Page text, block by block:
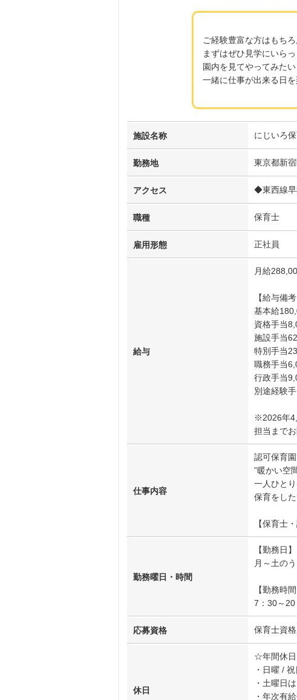
ご経験豊富な方はもち
まずはぜひ見学にいら
園内を見てやってみた
一緒に仕事が出来る日
施設名称 にじいろ
勤務地 東京都新
アクセス ◆東西線早
職種 保育士
雇用形態 正社員
給与
月給
【給与備考
基本給
資格手当
施設手当
特別手当
職務手当
行政手当
別途経験
※2026年4
担当まで
仕事内容
認可保育
”暖かい空
一人ひと
保育をし
【保育士
勤務曜日・時間
【勤務日】
月～土の
【勤務時間
7：30～20
応募資格 保育士資
休日
☆年間休
・日曜 /
・土曜日
・年次有